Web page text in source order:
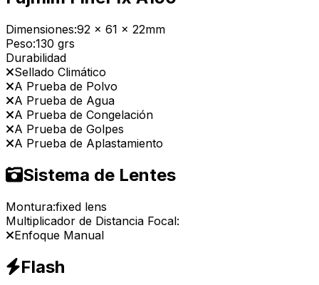
Dimensiones:92 x 61 x 22mm
Peso:130 grs
Durabilidad
Sellado Climático
A Prueba de Polvo
A Prueba de Agua
A Prueba de Congelación
A Prueba de Golpes
A Prueba de Aplastamiento
Sistema de Lentes
Montura:fixed lens
Multiplicador de Distancia Focal:
Enfoque Manual
Flash